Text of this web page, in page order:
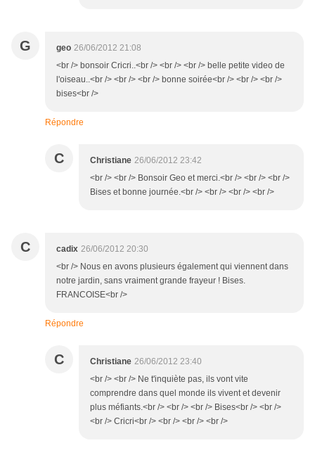
G geo 26/06/2012 21:08
<br /> bonsoir Cricri..<br /> <br /> <br /> belle petite video de
l'oiseau..<br /> <br /> <br /> bonne soirée<br /> <br /> <br />
bises<br />
Répondre
C Christiane 26/06/2012 23:42
<br /> <br /> Bonsoir Geo et merci.<br /> <br /> <br />
Bises et bonne journée.<br /> <br /> <br /> <br />
C cadix 26/06/2012 20:30
<br /> Nous en avons plusieurs également qui viennent dans
notre jardin, sans vraiment grande frayeur ! Bises.
FRANCOISE<br />
Répondre
C Christiane 26/06/2012 23:40
<br /> <br /> Ne t'inquiète pas, ils vont vite
comprendre dans quel monde ils vivent et devenir
plus méfiants.<br /> <br /> <br /> Bises<br /> <br />
<br /> Cricri<br /> <br /> <br /> <br />